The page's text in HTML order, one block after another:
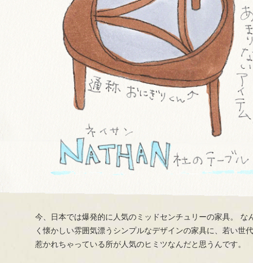
今、日本では爆発的に人気のミッドセンチュリーの家具。 な
く懐かしい雰囲気漂うシンプルなデザインの家具に、若い世
惹かれちゃっている所が人気のヒミツなんだと思うんです。